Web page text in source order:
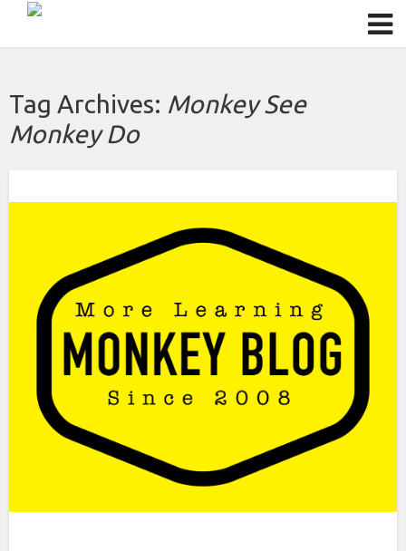
Tag Archives: Monkey See
Monkey Do